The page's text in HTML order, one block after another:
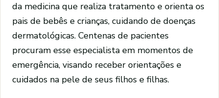
da medicina que realiza tratamento e orienta os
pais de bebês e crianças, cuidando de doenças
dermatológicas. Centenas de pacientes
procuram esse especialista em momentos de
emergência, visando receber orientações e
cuidados na pele de seus filhos e filhas.